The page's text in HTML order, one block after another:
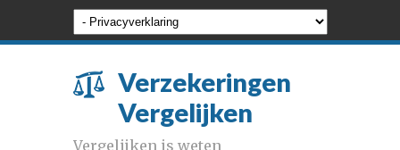
Verzekeringen
Vergelijken
Vergelijken is weten